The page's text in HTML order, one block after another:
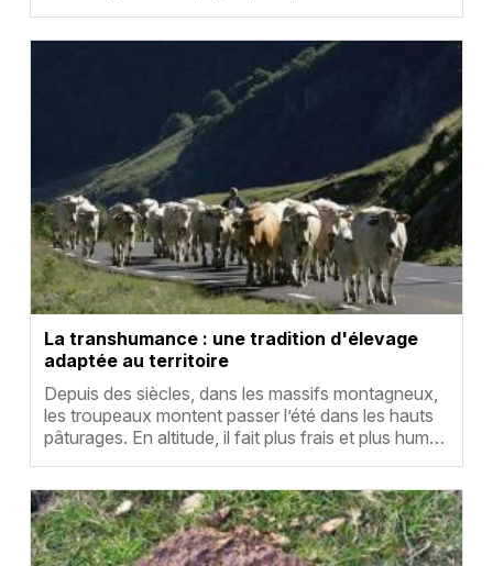
La transhumance : une tradition d'élevage
adaptée au territoire
Résumé
Depuis des siècles, dans les massifs montagneux,
les troupeaux montent passer l’été dans les hauts
pâturages. En altitude, il fait plus frais et plus hum…
Vignette